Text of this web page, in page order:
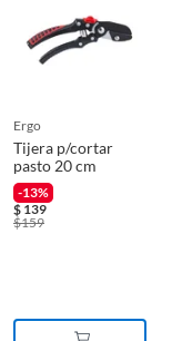
ergo
Tijera p/cortar
pasto 20 cm
-13%
$139
$159